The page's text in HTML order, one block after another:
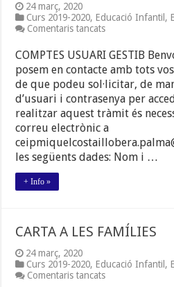
24 març, 2020
Curs 2019-2020, Educació Infantil ,
Comentaris tancatsa
FAMÍLIES
COMPTES USUARI GESTIB
posem en contacte amb tots
de que podeu sol·licitar, de
d’usuari i contrasenya per
realitzar aquest tràmit és
correu electrònic a
les següents dades: Nom i …
+ Info »
CARTA A LES FAMÍLIES
24 març, 2020
Curs 2019-2020, Educació Infantil ,
Comentaris tancatsa